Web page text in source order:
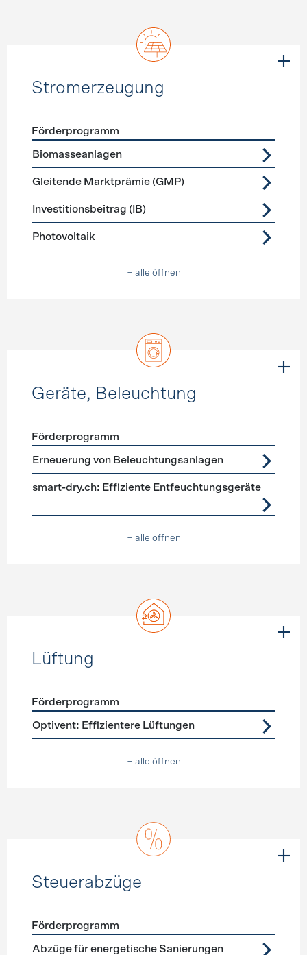
Stromerzeugung
Förderprogramme
Förderprogramm
Biomasseanlagen
Gleitende Marktprämie (GMP)
Investitionsbeitrag (IB)
Photovoltaik
+ alle öffnen
Geräte, Beleuchtung
Förderprogramme Geräte, Beleuchtung
Förderprogramm
Erneuerung von Beleuchtungsanlagen
smart-dry.ch: Effiziente Entfeuchtungsgeräte
+ alle öffnen
Lüftung
Förderprogramme Lüftung
Förderprogramm
Optivent: Effizientere Lüftungen
+ alle öffnen
Steuerabzüge
Förderprogramme Steuerabzüge
Förderprogramm
Abzüge für energetische Sanierungen